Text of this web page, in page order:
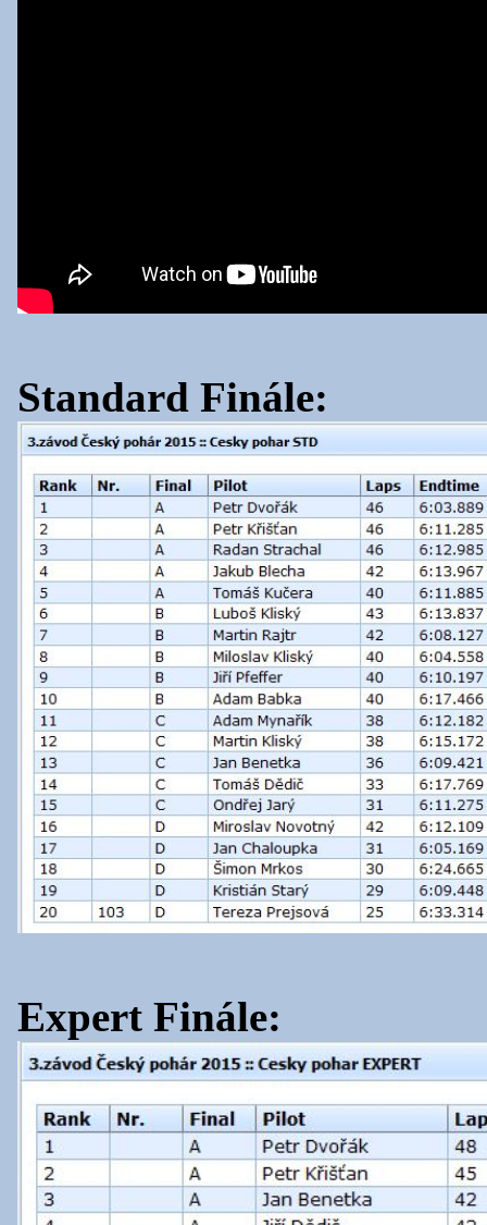
Standard Finále:
Expert Finále: